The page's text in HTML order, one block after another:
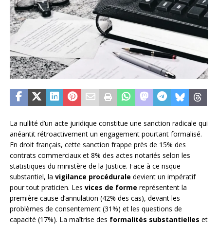
La nullité d’un acte juridique constitue une sanction radicale qui
anéantit rétroactivement un engagement pourtant formalisé.
En droit français, cette sanction frappe près de 15% des
contrats commerciaux et 8% des actes notariés selon les
statistiques du ministère de la Justice. Face à ce risque
substantiel, la vigilance procédurale devient un impératif
pour tout praticien. Les vices de forme représentent la
première cause d’annulation (42% des cas), devant les
problèmes de consentement (31%) et les questions de
capacité (17%). La maîtrise des formalités substantielles et